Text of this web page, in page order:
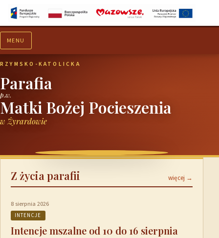
MENU
RZYMSKO-KATOLICKA
Parafia
p.w.
Matki Bożej Pocieszenia
w Żyrardowie
Z życia parafii więcej →
8 sierpnia 2026
INTENCJE
Intencje mszalne od 10 do 16 sierpnia